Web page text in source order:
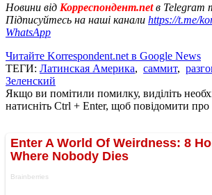
Новини від Корреспондент.netв Telegram
Підписуйтесь на наші канали https://t.me/
WhatsApp
Читайте Korrespondent.net в Google News
ТЕГИ: Латинская Америка, саммит,
Зеленский
Якщо ви помітили помилку, виділіть
натисніть Ctrl + Enter, щоб повідомити про